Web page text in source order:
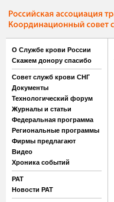
О Службе крови России
Скажем донору спасибо
Совет служб крови СНГ
Документы
Технологический форум
Журналы и статьи
Федеральная программа
Региональные программы
Фирмы предлагают
Видео
Хроника событий
РАТ
Новости РАТ